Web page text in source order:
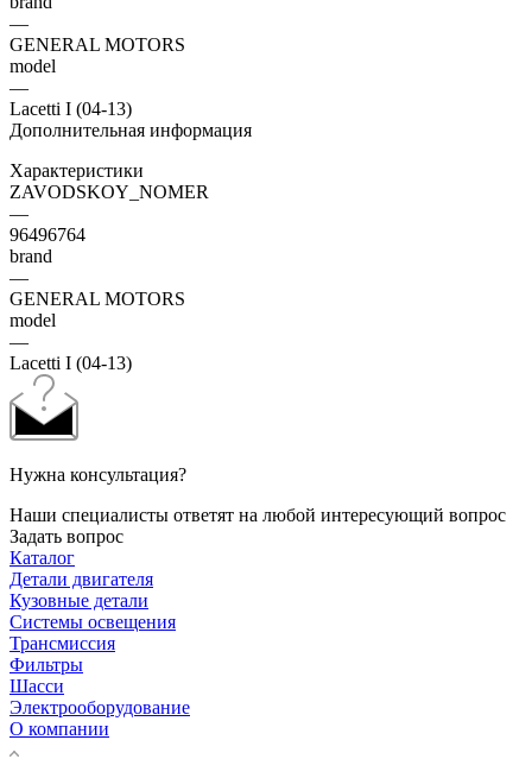
—
GENERAL MOTORS
model
—
Lacetti I (04-13)
Дополнительная информация
Характеристики
ZAVODSKOY_NOMER
—
96496764
brand
—
GENERAL MOTORS
model
—
Lacetti I (04-13)
Нужна консультация?
Наши специалисты ответят на любой интересующий вопрос
Задать вопрос
Каталог
Детали двигателя
Кузовные детали
Системы освещения
Трансмиссия
Фильтры
Шасси
Электрооборудование
О компании